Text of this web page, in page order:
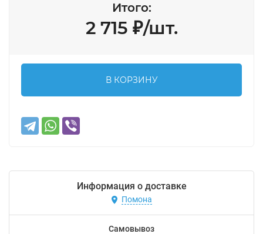
Итого:
2 715 ₽/шт.
В КОРЗИНУ
Информация о доставке
Помона
Самовывоз